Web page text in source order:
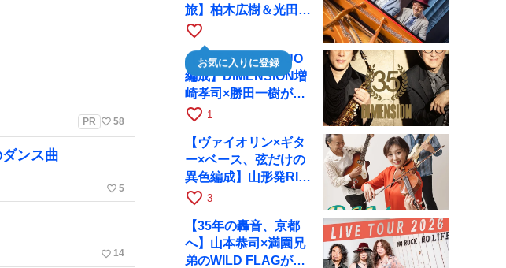
PR favorite_border 58
ンス曲
favorite_border 5
favorite_border 14
旅】柏木広樹＆光田健
一が11月12日に京都
RAGへ
favorite_border
お気に入りに登録
【35周年で初のDUO
編成】DIMENSION増
崎孝司×勝田一樹が10
月11日に京都RAGへ
favorite_border 1
【ヴァイオリン×ギタ
ー×ベース、弦だけの
異色編成】山形発RIM
が初全国ツアーで8月
favorite_border 3
【35年の轟音、京都
へ】山本恭司×満園兄
弟のWILD FLAGが8